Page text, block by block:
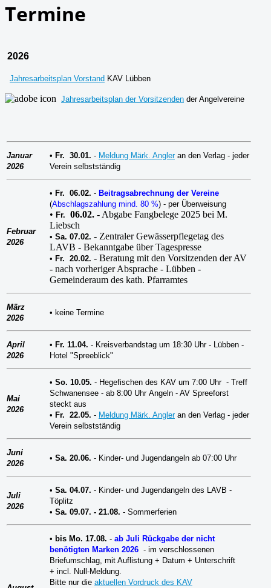
Termine
2026
Jahresarbeitsplan Vorstand KAV Lübben
Jahresarbeitsplan der Vorsitzenden der Angelvereine
Januar
2026
• Fr. 30.01. - Meldung Märk. Angleran den Verlag - jeder
Verein selbstständig
Februar
2026
• Fr. 06.02. - Beitragsabrechnung der Vereine
(Abschlagszahlung mind. 80 %) - per Überweisung
• Fr. 06.02. - Abgabe Fangbelege 2025 bei M.
Liebsch
• Sa. 07.02. - Zentraler Gewässerpflegetag des
LAVB - Bekanntgabe über Tagespresse
• Fr. 20.02. - Beratung mit den Vorsitzenden der AV
- nach vorheriger Absprache - Lübben -
Gemeinderaum des kath. Pfarramtes
März
2026
• keine Termine
April
2026
• Fr. 11.04. - Kreisverbandstag um 18:30 Uhr - Lübben -
Hotel "Spreeblick"
Mai
2026
• So. 10.05. - Hegefischen des KAV um 7:00 Uhr - Treff
Schwanensee - ab 8:00 Uhr Angeln - AV Spreeforst
steckt aus
• Fr. 22.05. - Meldung Märk. Angleran den Verlag - jeder
Verein selbstständig
Juni
2026
• Sa. 20.06. - Kinder- und Jugendangeln ab 07:00 Uhr
Juli
2026
• Sa. 04.07. - Kinder- und Jugendangeln des LAVB -
Töplitz
• Sa. 09.07. - 21.08. - Sommerferien
• bis Mo. 17.08. - ab Juli Rückgabe der nicht
benötigten Marken 2026 - im verschlossenen
Briefumschlag, mit Auflistung + Datum + Unterschrift
+ incl. Null-Meldung.
Bitte nur die aktuellen Vordruck des KAV